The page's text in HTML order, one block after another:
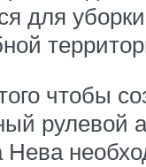
для
чтобы
рулевой
Нева